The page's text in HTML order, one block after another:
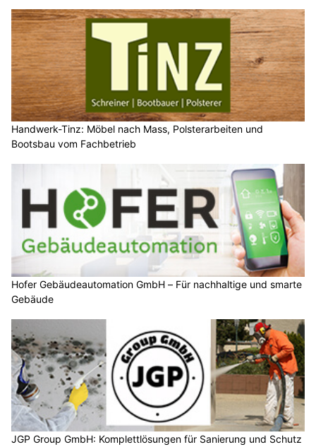
Handwerk-Tinz: Möbel nach Mass, Polsterarbeiten und
Bootsbau vom Fachbetrieb
Hofer Gebäudeautomation GmbH – Für nachhaltige und smarte
Gebäude
JGP Group GmbH: Komplettlösungen für Sanierung und Schutz